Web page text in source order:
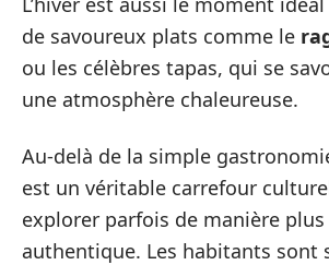
de savoureux plats comme le
ou les célèbres tapas, qui se
une atmosphère chaleureuse.
Au-delà de la simple
est un véritable carrefour
explorer parfois de manière
authentique. Les habitants sont